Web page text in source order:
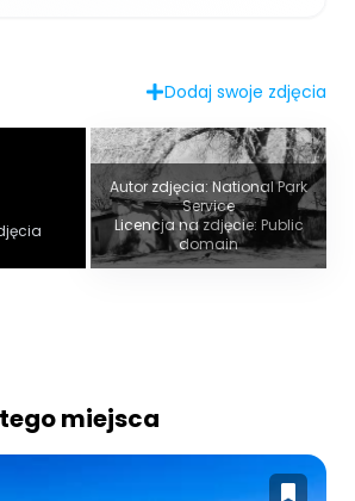
Dodaj swoje zdjęcia
Autor zdjęcia: National Park
Service
Licencja na zdjęcie: Public
domain
miejsca